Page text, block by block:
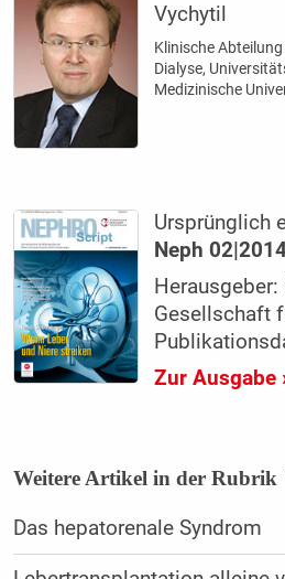
Vychytil
Klinische
Dialyse,
Medizinische
Ursprünglich
Neph
Gesellschaft
Zur Ausgabe
Weitere Artikel in der
Das hepatorenale Syndrom